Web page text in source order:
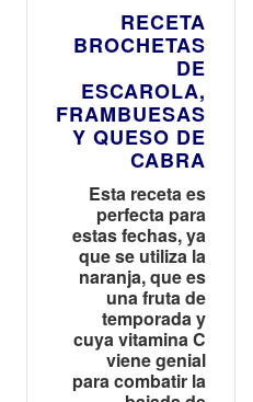
RECETA
BROCHETAS
DE
ESCAROLA,
FRAMBUESAS
Y QUESO DE
CABRA
Esta receta es
perfecta para
estas fechas, ya
que se utiliza la
naranja, que es
una fruta de
temporada y
cuya vitamina C
viene genial
para combatir la